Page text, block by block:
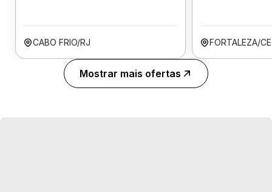
CABO FRIO/RJ FORTALEZA/CE
Mostrar mais ofertas